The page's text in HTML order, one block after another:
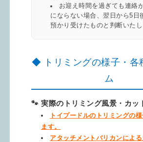
お迎え時間を過ぎても連絡
にならない場合、翌日から5日
預かり受けたものと判断いたし
◆ トリミングの様子・各
ム
🐾 実際のトリミング風景・カッ
トイプードルのトリミングの
ます。
アタッチメントバリカンによ